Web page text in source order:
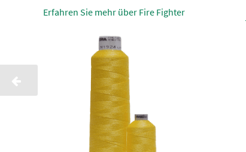
Erfahren Sie mehr über Fire Fighter